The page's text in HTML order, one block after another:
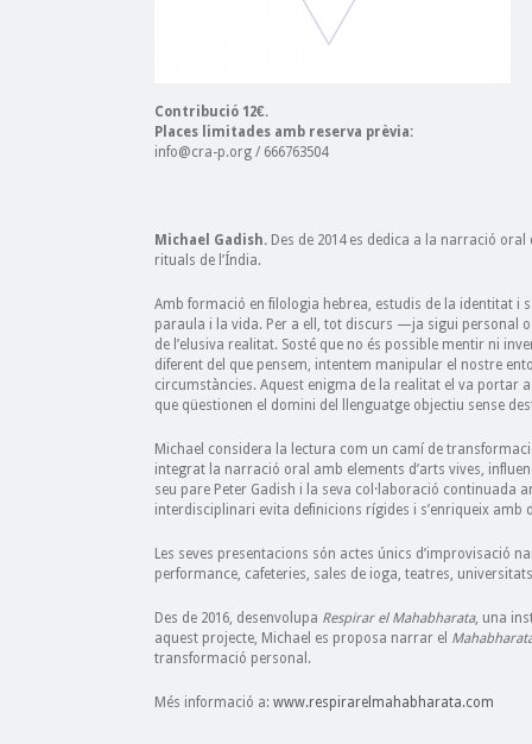
Contribució 12€.
Places limitades amb reserva prèvia:
info@cra-p.org / 666763504
Michael Gadish. Des de 2014 es dedica a la narració oral
rituals de l’Índia.
Amb formació en filologia hebrea, estudis de la identitat
paraula i la vida. Per a ell, tot discurs —ja sigui personal
de l’elusiva realitat. Sosté que no és possible mentir ni
diferent del que pensem, intentem manipular el nostre
circumstàncies. Aquest enigma de la realitat el va portar
que qüestionen el domini del llenguatge objectiu sense
Michael considera la lectura com un camí de
integrat la narració oral amb elements d’arts vives,
seu pare Peter Gadish i la seva col·laboració continuada
interdisciplinari evita definicions rígides i s’enriqueix amb
Les seves presentacions són actes únics d’improvisació
performance, cafeteries, sales de ioga, teatres,
Des de 2016, desenvolupa Respirar el Mahabharata, una
aquest projecte, Michael es proposa narrar el
transformació personal.
Més informació a: www.respirarelmahabharata.com